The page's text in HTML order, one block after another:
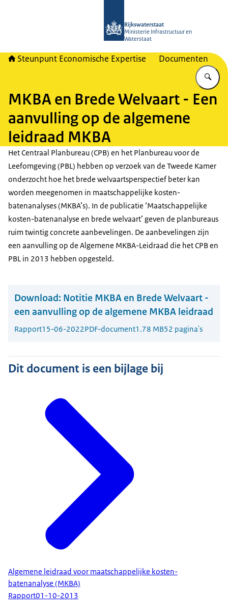
Rijkswaterstaat
Ministerie Infrastructuur en
Waterstaat
Steunpunt Economische Expertise Documenten
MKBA en Brede Welvaart - Een
aanvulling op de algemene
leidraad MKBA
Het Centraal Planbureau (CPB) en het Planbureau voor de
Leefomgeving (PBL) hebben op verzoek van de Tweede Kamer
onderzocht hoe het brede welvaartsperspectief beter kan
worden meegenomen in maatschappelijke kosten-
batenanalyses (MKBA’s). In de publicatie ‘Maatschappelijke
kosten-batenanalyse en brede welvaart’ geven de planbureaus
ruim twintig concrete aanbevelingen. De aanbevelingen zijn
een aanvulling op de Algemene MKBA-Leidraad die het CPB en
PBL in 2013 hebben opgesteld.
Download: Notitie MKBA en Brede Welvaart -
een aanvulling op de algemene MKBA leidraad
Rapport15-06-2022PDF-document1.78 MB52 pagina's
Dit document is een bijlage bij
Algemene leidraad voor maatschappelijke kosten-
batenanalyse (MKBA)
Rapport01-10-2013